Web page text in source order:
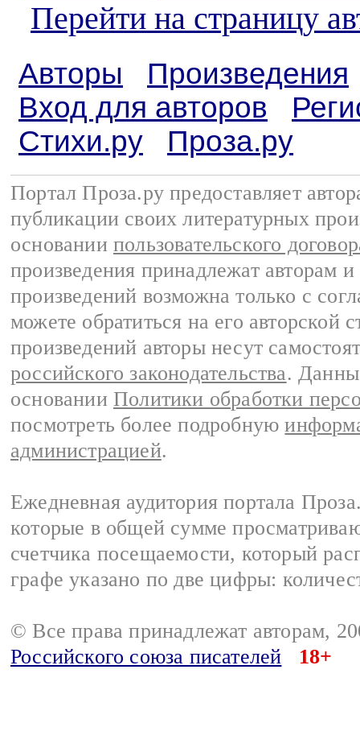
Перейти на страницу
Авторы
Произведения
Вход для авторов
Стихи.ру
Проза.ру
Портал Проза.ру предоставляет
публикации своих литературных
основании пользовательского
произведения принадлежат авторам
произведений возможна только с
можете обратиться на его авторской
произведений авторы несут
российского законодательства.
основании Политики обработки
посмотреть более подробную
администрацией.
Ежедневная аудитория портала
которые в общей сумме
счетчика посещаемости, который
графе указано по две цифры:
© Все права принадлежат авторам,
Российского союза писателей
18+